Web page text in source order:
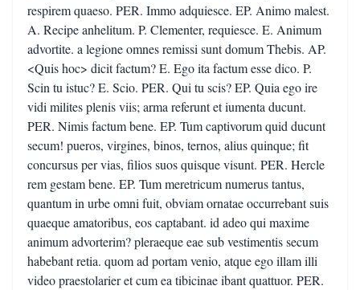
respirem quaeso. PER. Immo adquiesce. EP. Animo malest.
A. Recipe anhelitum. P. Clementer, requiesce. E. Animum
advortite. a legione omnes remissi sunt domum Thebis. AP.
<Quis hoc> dicit factum? E. Ego ita factum esse dico. P.
Scin tu istuc? E. Scio. PER. Qui tu scis? EP. Quia ego ire
vidi milites plenis viis; arma referunt et iumenta ducunt.
PER. Nimis factum bene. EP. Tum captivorum quid ducunt
secum! pueros, virgines, binos, ternos, alius quinque; fit
concursus per vias, filios suos quisque visunt. PER. Hercle
rem gestam bene. EP. Tum meretricum numerus tantus,
quantum in urbe omni fuit, obviam ornatae occurrebant suis
quaeque amatoribus, eos captabant. id adeo qui maxime
animum advorterim? pleraeque eae sub vestimentis secum
habebant retia. quom ad portam venio, atque ego illam illi
video praestolarier et cum ea tibicinae ibant quattuor. PER.